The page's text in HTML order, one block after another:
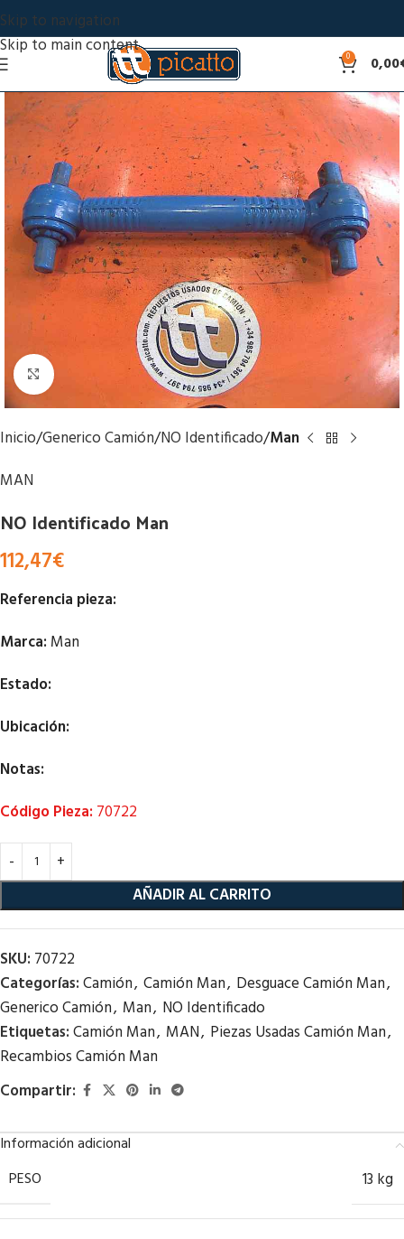
Skip to navigation
Skip to main content
0 0,00
Click to enlarge
Inicio Generico Camión NO Identificado Man
MAN
NO Identificado Man
112,47€
Referencia pieza:
Marca: Man
Estado:
Ubicación:
Notas:
Código Pieza: 70722
AÑADIR AL CARRITO
SKU: 70722
Categorías:Camión, Camión Man, Desguace Camión Man,
Generico Camión, Man, NO Identificado
Etiquetas:Camión Man, MAN, Piezas Usadas Camión Man,
Recambios Camión Man
Compartir:
Información adicional
PESO
13 kg